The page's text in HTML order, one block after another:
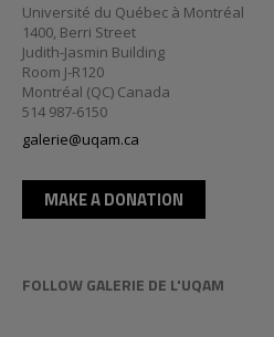
Université du Québec à Montréal
1400, Berri Street
Judith-Jasmin Building
Room J-R120
Montréal (QC) Canada
514 987-6150
galerie@uqam.ca
MAKE A DONATION
FOLLOW GALERIE DE L'UQAM